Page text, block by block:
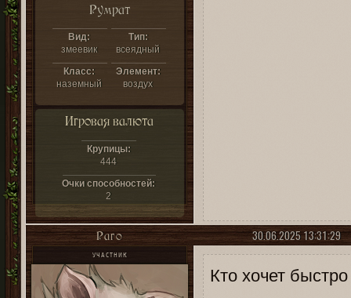
Румрат
Вид:
змеевик
Тип:
всеядный
Класс:
наземный
Элемент:
воздух
Игровая валюта
Крупицы:
444
Очки способностей:
2
30.06.2025 13:31:29
Раго
УЧАСТНИК
Кто хочет